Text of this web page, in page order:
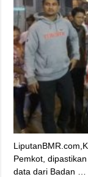
Pemkot,
data dari Badan …